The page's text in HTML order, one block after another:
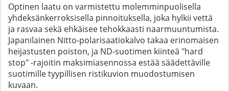
Optinen laatu on varmistettu molemminpuolisella
yhdeksänkerroksisella pinnoituksella, joka hylkii vettä
ja rasvaa sekä ehkäisee tehokkaasti naarmuuntumista.
Japanilainen Nitto-polarisaatiokalvo takaa erinomaisen
heijastusten poiston, ja ND-suotimen kiinteä "hard
stop" -rajoitin maksimiasennossa estää säädettäville
suotimille tyypillisen ristikuvion muodostumisen
kuvaan.